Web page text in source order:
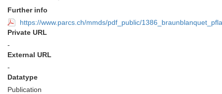
Further info
https://www.parcs.ch/mmds/pdf_public/
Private URL
-
External URL
-
Datatype
Publication